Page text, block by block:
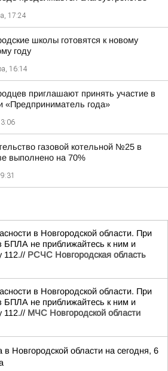
17:24
школы готовятся к новому
году
16:14
приглашают принять участие в
«Предприниматель года»
газовой котельной №25 в
выполнено на 70%
в Новгородской области. При
БПЛА не приближайтесь к ним и
112.// РСЧС Новгородская область
в Новгородской области. При
БПЛА не приближайтесь к ним и
112.// МЧС Новгородской области
в Новгородской области на сегодня, 6